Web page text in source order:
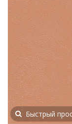
Быстрый